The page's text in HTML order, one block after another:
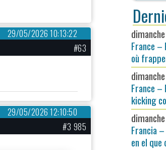
29/05/2026 10:13:22
#63
29/05/2026 12:10:50
#3 985
France
où
France –
kicking
Francia
en el